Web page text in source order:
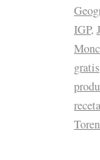
IGP,
gratis